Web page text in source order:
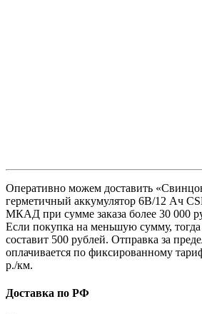
Оперативно можем доставить
герметичный аккумулятор 6В/12 Ач
МКАД при сумме заказа более 30 000
Если покупка на меньшую сумму, тогда
составит 500 рублей. Отправка за
оплачивается по фиксированному
р./км.
Доставка по РФ